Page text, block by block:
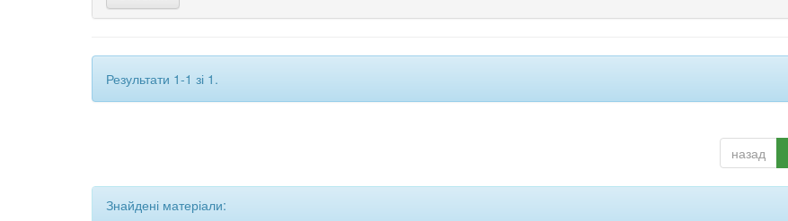
Результати 1-1 зі 1.
назад
Знайдені матеріали: